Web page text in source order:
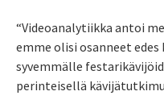
“Videoanalytiikka antoi
emme olisi osanneet edes
syvemmälle
perinteisellä